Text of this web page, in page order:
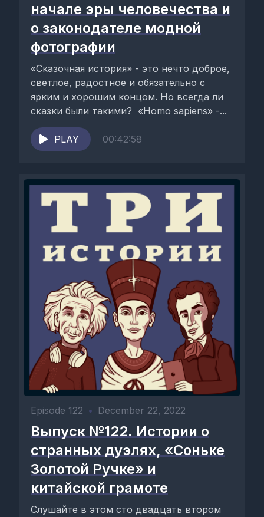
начале эры человечества и
о законодателе модной
фотографии
«Сказочная история» - это нечто доброе,
светлое, радостное и обязательно с
ярким и хорошим концом. Но всегда ли
сказки были такими? «Homo sapiens» -...
PLAY 00:42:58
Episode 122 • December 22, 2022
Выпуск №122. Истории о
странных дуэлях, «Соньке
Золотой Ручке» и
китайской грамоте
Слушайте в этом сто двадцать втором